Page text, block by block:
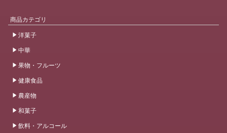
商品カテゴリ
洋菓子
中華
果物・フルーツ
健康食品
農産物
和菓子
飲料・アルコール